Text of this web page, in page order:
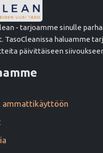
- tarjoamme sinulle
TasoCleanissa haluamme
päivittäiseen
ammattikäyttöön